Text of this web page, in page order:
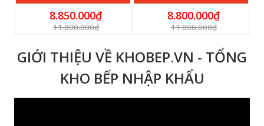
8.850.000₫
11.800.000₫
8.800.000₫
11.800.000₫
GIỚI THIỆU VỀ KHOBEP.VN - TỔNG
KHO BẾP NHẬP KHẨU